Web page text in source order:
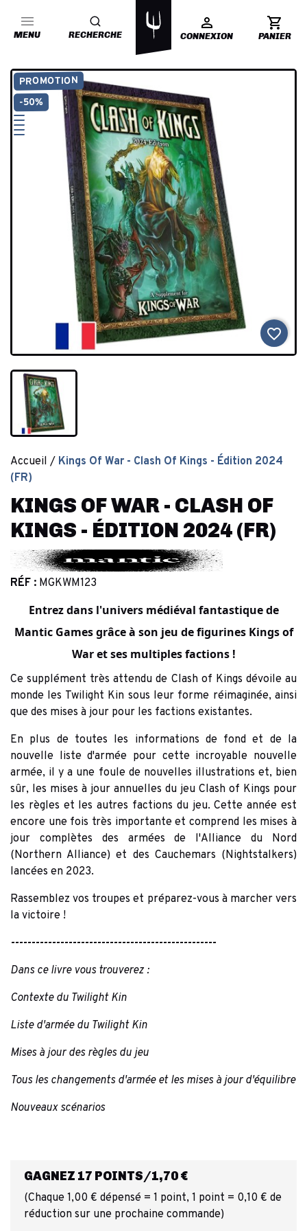
MENU RECHERCHE CONNEXION PANIER
PROMOTION
-50%
favorite_border
Accueil
Kings Of War - Clash Of Kings - Édition 2024
(FR)
KINGS OF WAR - CLASH OF
KINGS - ÉDITION 2024 (FR)
RÉF : MGKWM123
Entrez dans l'univers médiéval fantastique de
Mantic Games grâce à son jeu de figurines Kings of
Waret ses multiples factions !
Ce supplément très attendu de Clash of Kings dévoile au
monde les Twilight Kin sous leur forme réimaginée, ainsi
que des mises à jour pour les factions existantes.
En plus de toutes les informations de fond et de la
nouvelle liste d'armée pour cette incroyable nouvelle
armée, il y a une foule de nouvelles illustrations et, bien
sûr, les mises à jour annuelles du jeu Clash of Kings pour
les règles et les autres factions du jeu. Cette année est
encore une fois très importante et comprend les mises à
jour complètes des armées de l'Alliance du Nord
(Northern Alliance) et des Cauchemars (Nightstalkers)
lancées en 2023.
Rassemblez vos troupes et préparez-vous à marcher vers
la victoire !
--------------------------------------------------
Dans ce livre vous trouverez :
Contexte du Twilight Kin
Liste d'armée du Twilight Kin
Mises à jour des règles du jeu
Tous les changements d'armée et les mises à jour d'équilibre
Nouveaux scénarios
GAGNEZ 17 POINTS/1,70 €
(Chaque 1,00 € dépensé = 1 point, 1 point = 0,10 € de
réduction sur une prochaine commande)